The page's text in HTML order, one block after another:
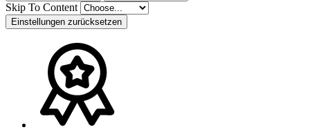
Skip To Content
Einstellungen zurücksetzen